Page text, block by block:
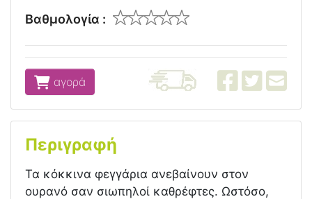
Βαθμολογία :
αγορά
Περιγραφή
Τα κόκκινα φεγγάρια ανεβαίνουν στον
ουρανό σαν σιωπηλοί καθρέφτες. Ωστόσο,